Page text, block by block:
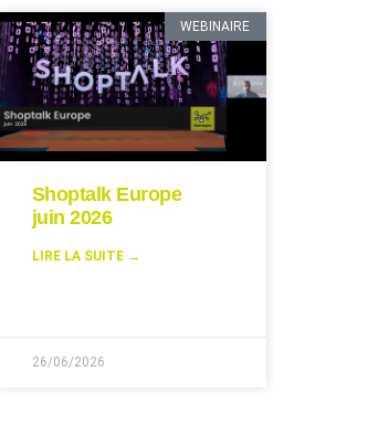
WEBINAIRE
Shoptalk Europe
juin 2026
LIRE LA SUITE →
26/06/2026